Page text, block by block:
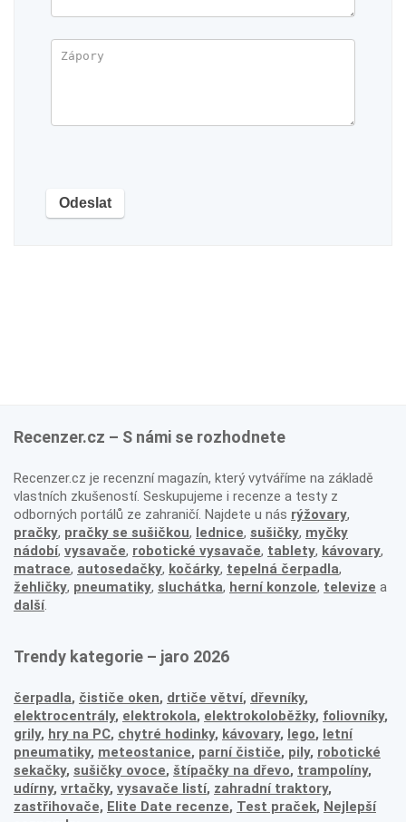
Recenzer.cz – S námi se rozhodnete
Recenzer.cz je recenzní magazín, který vytváříme na základě
vlastních zkušeností. Seskupujeme i recenze a testy z
odborných portálů ze zahraničí. Najdete u nás rýžovary,
pračky, pračky se sušičkou, lednice, sušičky, myčky
nádobí, vysavače, robotické vysavače, tablety, kávovary,
matrace, autosedačky, kočárky, tepelná čerpadla,
žehličky, pneumatiky, sluchátka, herní konzole, televize a
další.
Trendy kategorie – jaro 2026
čerpadla, čističe oken, drtiče větví, dřevníky,
elektrocentrály, elektrokola, elektrokoloběžky, foliovníky,
grily, hry na PC, chytré hodinky, kávovary, lego, letní
pneumatiky, meteostanice, parní čističe, pily, robotické
sekačky, sušičky ovoce, štípačky na dřevo, trampolíny,
udírny, vrtačky, vysavače listí, zahradní traktory,
zastřihovače, Elite Date recenze, Test praček, Nejlepší